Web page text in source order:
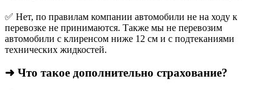
✅ Нет, по правилам компании автомобили не на ходу к
перевозке не принимаются. Также мы не перевозим
автомобили с клиренсом ниже 12 см и с подтеканиями
технических жидкостей.
➜ Что такое дополнительно страхование?